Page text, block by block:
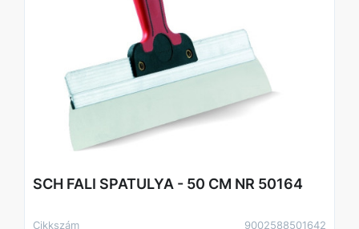
SCH FALI SPATULYA - 50 CM NR 50164
Cikkszám
9002588501642